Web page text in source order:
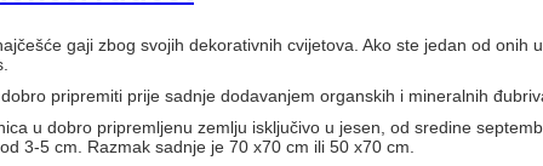
gaji zbog svojih dekorativnih cvijetova. Ako ste jedan od onih
pripremiti prije sadnje dodavanjem organskih i mineralnih
u dobro pripremljenu zemlju isključivo u jesen, od sredine
3-5 cm. Razmak sadnje je 70 x70 cm ili 50 x70 cm.